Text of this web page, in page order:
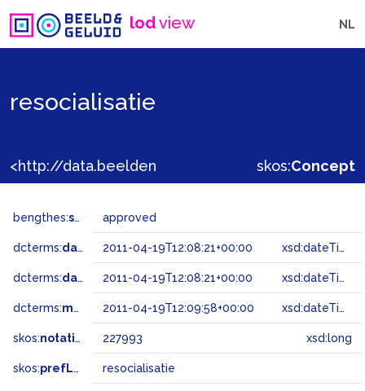
lodview NL
resocialisatie
skos:Concept
bengthes:status approved
dcterms:dateAccepted 2011-04-19T12:08:21+00:00 xsd:dateTime
dcterms:dateSubmitted 2011-04-19T12:08:21+00:00 xsd:dateTime
dcterms:modified 2011-04-19T12:09:58+00:00 xsd:dateTime
skos:notation 227993 xsd:long
skos:prefLabel resocialisatie